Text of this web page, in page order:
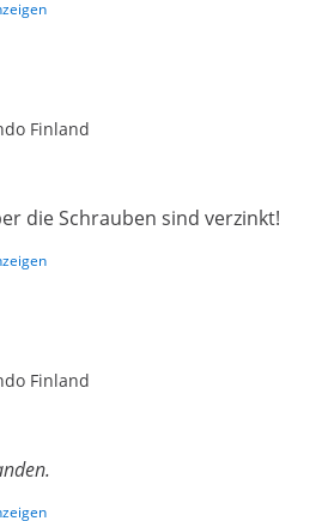
Finland
die Schrauben sind verzinkt!
Finland